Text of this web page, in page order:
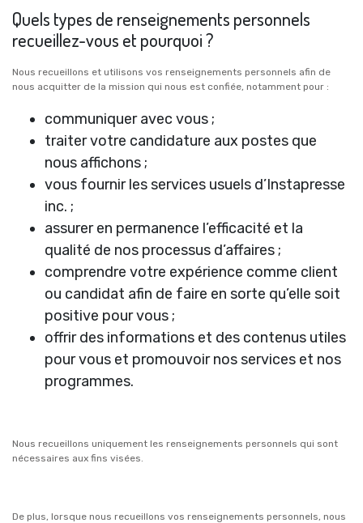
Quels types de renseignements personnels
recueillez-vous et pourquoi ?
Nous recueillons et utilisons vos renseignements personnels afin de
nous acquitter de la mission qui nous est confiée, notamment pour :
communiquer avec vous ;
traiter votre candidature aux postes que
nous affichons ;
vous fournir les services usuels d’Instapresse
inc. ;
assurer en permanence l’efficacité et la
qualité de nos processus d’affaires ;
comprendre votre expérience comme client
ou candidat afin de faire en sorte qu’elle soit
positive pour vous ;
offrir des informations et des contenus utiles
pour vous et promouvoir nos services et nos
programmes.
Nous recueillons uniquement les renseignements personnels qui sont
nécessaires aux fins visées.
De plus, lorsque nous recueillons vos renseignements personnels, nous